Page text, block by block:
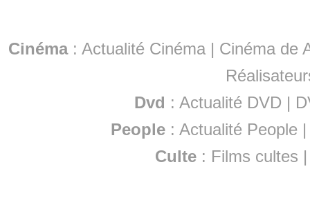
Cinéma: Actualité Cinéma | Cinéma de
Dvd : Actualité DVD |
People :Actualité People
Culte : Films cultes